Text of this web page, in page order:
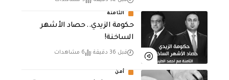
الثامنة
حكومة الزيدي.. حصاد الأشهر
الساخنة!
قبل 36 دقيقة 6 مشاهدات
أمن